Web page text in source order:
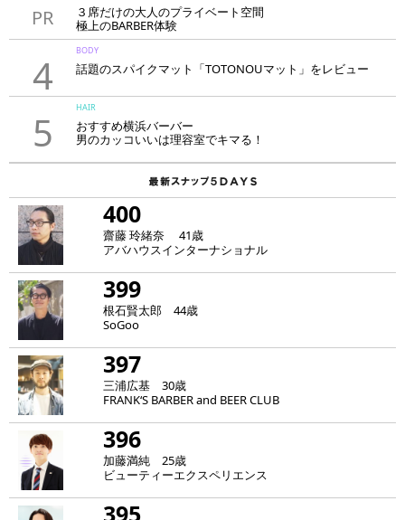
PR
３席だけの大人のプライベート空間
極上のBARBER体験
「LAVIE NEW STANDARD BARBER HANARE新宿店」
4
BODY
話題のスパイクマット「TOTONOUマット」をレビュー
5
HAIR
おすすめ横浜バーバー
男のカッコいいは理容室でキマる！
400
齋藤 玲緒奈 41歳
アバハウスインターナショナル
399
根石賢太郎 44歳
SoGoo
397
三浦広基 30歳
FRANK‘S BARBER and BEER CLUB
396
加藤満純 25歳
ビューティーエクスペリエンス
395